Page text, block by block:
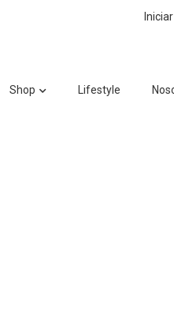
Shop Lifestyle